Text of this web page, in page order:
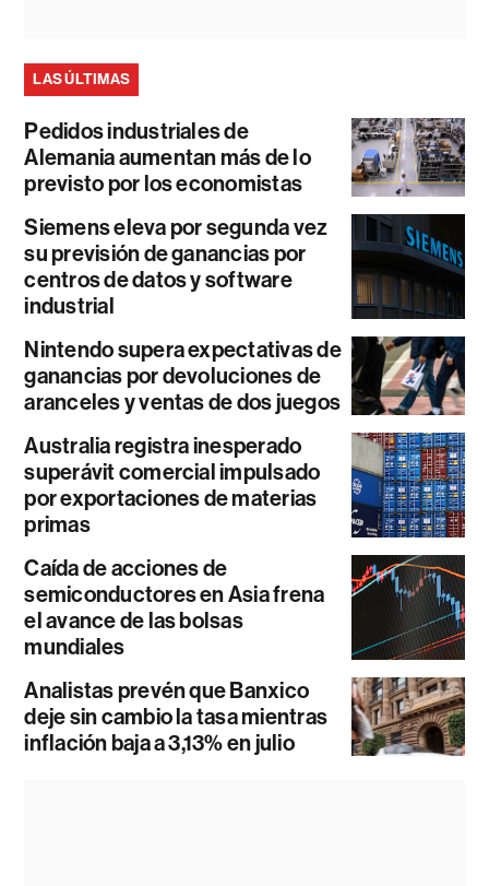
LAS ÚLTIMAS
Pedidos industriales de
Alemania aumentan más de lo
previsto por los economistas
Siemens eleva por segunda vez
su previsión de ganancias por
centros de datos y software
industrial
Nintendo supera expectativas de
ganancias por devoluciones de
aranceles y ventas de dos juegos
Australia registra inesperado
superávit comercial impulsado
por exportaciones de materias
primas
Caída de acciones de
semiconductores en Asia frena
el avance de las bolsas
mundiales
Analistas prevén que Banxico
deje sin cambio la tasa mientras
inflación baja a 3,13% en julio